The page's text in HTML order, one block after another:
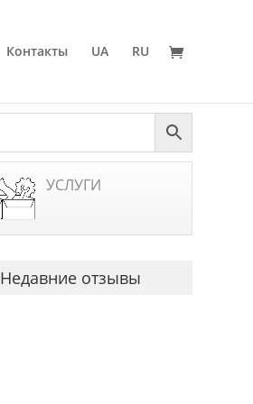
Контакты UA RU
УСЛУГИ
Недавние отзывы